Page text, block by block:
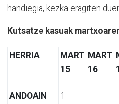
handiegia, kezka eragiten
Kutsatze kasuak
HERRIA
MART
15
MART
16
ANDOAIN 1